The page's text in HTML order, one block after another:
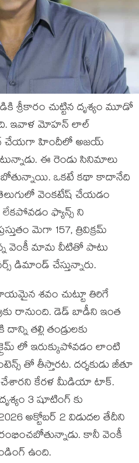
శ్రీకారం చుట్టిన దృశ్యం మూడో
ఇవాళ మోహన్ లాల్
చేయగా హిందీలో అజయ్
ఈ రెండు సినిమాలు
ఒకటే కథా కాదానేది
వెంకటేష్ చేయడం
ఫ్యాన్స్ ని
మెగా 157, త్రివిక్రమ్
వెంకీ మామ వీటితో పాటు
డిమాండ్ చేస్తున్నారు.
శవం చుట్టూ తిరిగే
రానుంది. డెడ్ బాడీని ఇంత
తల్లి తండ్రులకు
లో ఇరుక్కుపోవడం లాంటి
తో తీస్తారట. దర్శకుడు జీతూ
చేశారని కేరళ మీడియా టాక్.
3 షూటింగ్ కు
అక్టోబర్ 2 విడుదల తేదీని
కానీ వెంకీ
ఉంది.